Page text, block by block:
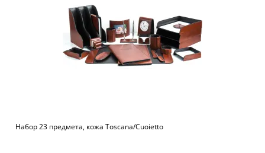
Набор 23 предмета, кожа Toscana/Cuoietto